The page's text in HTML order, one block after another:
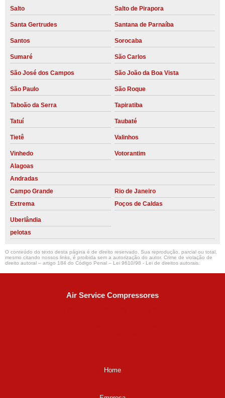
Salto Salto de Pirapora
Santa Gertrudes Santana de Parnaíba
Santos Sorocaba
Sumaré São Carlos
São José dos Campos São João da Boa Vista
São Paulo São Roque
Taboão da Serra Tapiratiba
Tatuí Taubaté
Tietê Valinhos
Vinhedo
Votorantim
Alagoas
Andradas
Campo Grande
Rio de Janeiro
Extrema
Poços de Caldas
Uberlândia
pelotas
O conteúdo do texto desta página é de direito reservado. Sua reprodução, parcial ou total,
mesmo citando nossos links, é proibida sem a autorização do autor. Crime de violação de
direito autoral – artigo 184 do Código Penal – Lei 9610/98 - Lei de direitos autorais.
Air Service Compressores
Home